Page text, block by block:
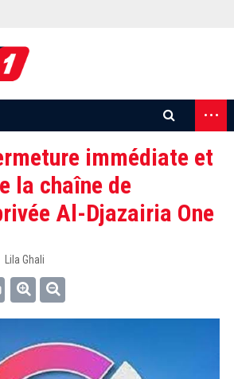
...
immédiate et
la chaîne de
Al-Djazairia One
Lila Ghali
Print